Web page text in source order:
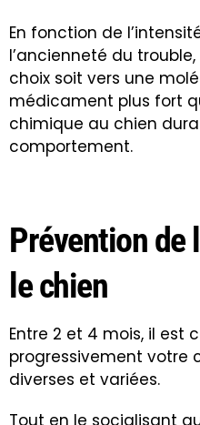
En fonction de
l’ancienneté du
choix soit vers une
médicament plus fort
chimique au chien
comportement.
Prévention de
le chien
Entre 2 et 4 mois, il est
progressivement votre
diverses et variées.
Tout en le socialisant